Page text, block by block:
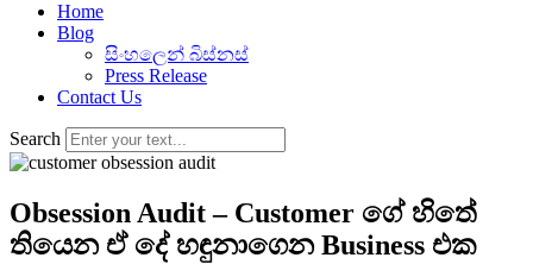
Home
Blog
සිංහලෙන් බිස්නස්
Press Release
Contact Us
Search
Obsession Audit – Customer ගේ හිතේ
තියෙන ඒ දේ හඳුනාගෙන Business එක